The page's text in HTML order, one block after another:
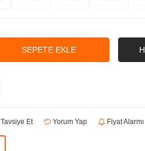
SEPETE EKLE
Tavsiye Et Yorum Yap Fiyat Alarmı